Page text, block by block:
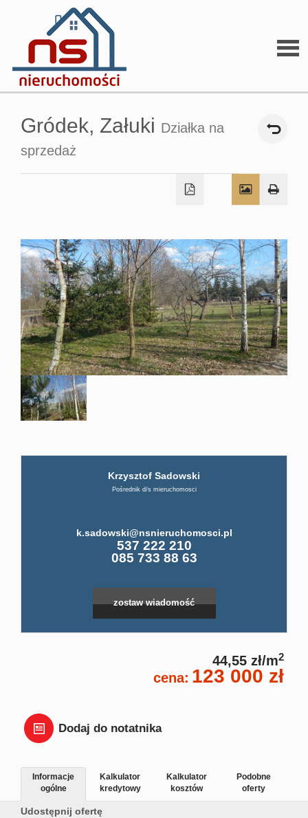
Gródek, Załuki Działka na
sprzedaż
Krzysztof Sadowski
Pośrednik d/s mieruchomosci
k.sadowski@nsnieruchomosci.pl
537 222 210
085 733 88 63
zostaw wiadomość
44,55 zł/m2
cena: 123 000 zł
Dodaj do notatnika
Udostępnij ofertę
Informacje
ogólne
Kalkulator
kredytowy
Kalkulator
kosztów
Podobne
oferty